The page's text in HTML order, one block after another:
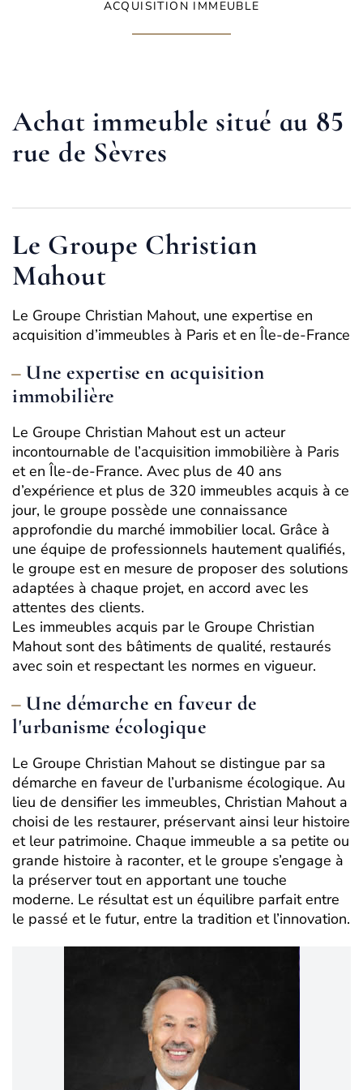
ACQUISITION IMMEUBLE
Achat immeuble situé au 85
rue de Sèvres
Le Groupe Christian
Mahout
Le Groupe Christian Mahout, une expertise en
acquisition d’immeubles à Paris et en Île-de-France
Une expertise en acquisition
immobilière
Le Groupe Christian Mahout est un acteur
incontournable de l’acquisition immobilière à Paris
et en Île-de-France. Avec plus de 40 ans
d’expérience et plus de 320 immeubles acquis à ce
jour, le groupe possède une connaissance
approfondie du marché immobilier local. Grâce à
une équipe de professionnels hautement qualifiés,
le groupe est en mesure de proposer des solutions
adaptées à chaque projet, en accord avec les
attentes des clients.
Les immeubles acquis par le Groupe Christian
Mahout sont des bâtiments de qualité, restaurés
avec soin et respectant les normes en vigueur.
Une démarche en faveur de
l'urbanisme écologique
Le Groupe Christian Mahout se distingue par sa
démarche en faveur de l’urbanisme écologique. Au
lieu de densifier les immeubles, Christian Mahout a
choisi de les restaurer, préservant ainsi leur histoire
et leur patrimoine. Chaque immeuble a sa petite ou
grande histoire à raconter, et le groupe s’engage à
la préserver tout en apportant une touche
moderne. Le résultat est un équilibre parfait entre
le passé et le futur, entre la tradition et l’innovation.